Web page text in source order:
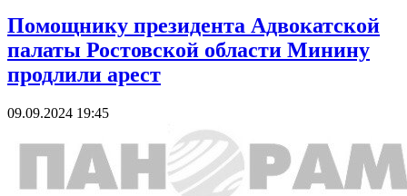
Помощнику президента Адвокатской
палаты Ростовской области Минину
продлили арест
09.09.2024 19:45